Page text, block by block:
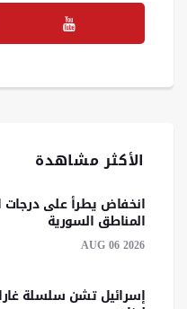
الأكثر مشاهدة
انخفاض يطرأ على درجات
المناطق السورية
AUG 06 2026
إسرائيل تشن سلسلة